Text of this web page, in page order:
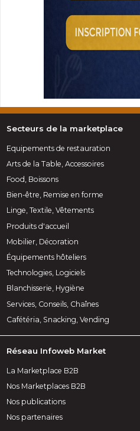
Secteurs de la marketplace
Equipements de restauration
Arts de la Table, Accessoires
Food, Boissons
Bien-être, Remise en forme
Linge, Textile, Vêtements
Produits d'accueil
Mobilier, Décoration
Équipements hôteliers
Technologies, Logiciels
Blanchisserie, Hygiène
Services, Conseils, Chaînes
Cafétéria, Snacking, Vending
Réseau Infoweb Market
La Marketplace B2B
Nos Marketplaces B2B
Nos publications
Nos partenaires